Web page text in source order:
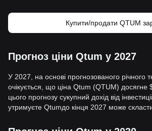
Купити/продати QTUM
Прогноз ціни Qtum у 2027
У 2027, на основі прогнозованого річного
очікується, що ціна Qtum (QTUM) досягне
цього прогнозу сукупний дохід від
утримуєте Qtumдо кінця 2027 може